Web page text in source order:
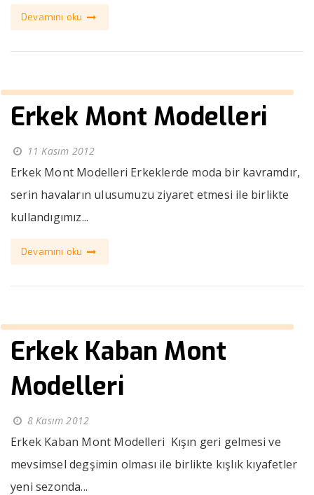
Devamını oku
Erkek Mont Modelleri
11 Kasım 2012
Erkek Mont Modelleri Erkeklerde moda bir kavramdır,
serin havaların ulusumuzu ziyaret etmesi ile birlikte
kullandıgımız...
Devamını oku
Erkek Kaban Mont
Modelleri
8 Kasım 2012
Erkek Kaban Mont Modelleri Kışın geri gelmesi ve
mevsimsel degşimin olması ile birlikte kışlık kıyafetler
yeni sezonda...